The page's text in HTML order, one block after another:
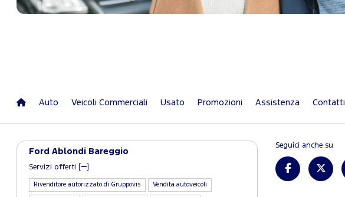
Auto Veicoli Commerciali Usato Promozioni Assistenza Contatti
Ford Ablondi Bareggio
Servizi offerti [
Rivenditore autorizzato di Gruppovis Vendita autoveicoli
Seguici anche su